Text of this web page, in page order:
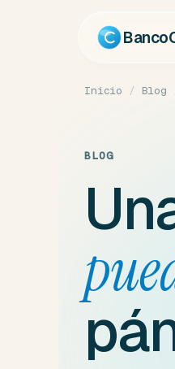
Inicio / Blog
BLOG